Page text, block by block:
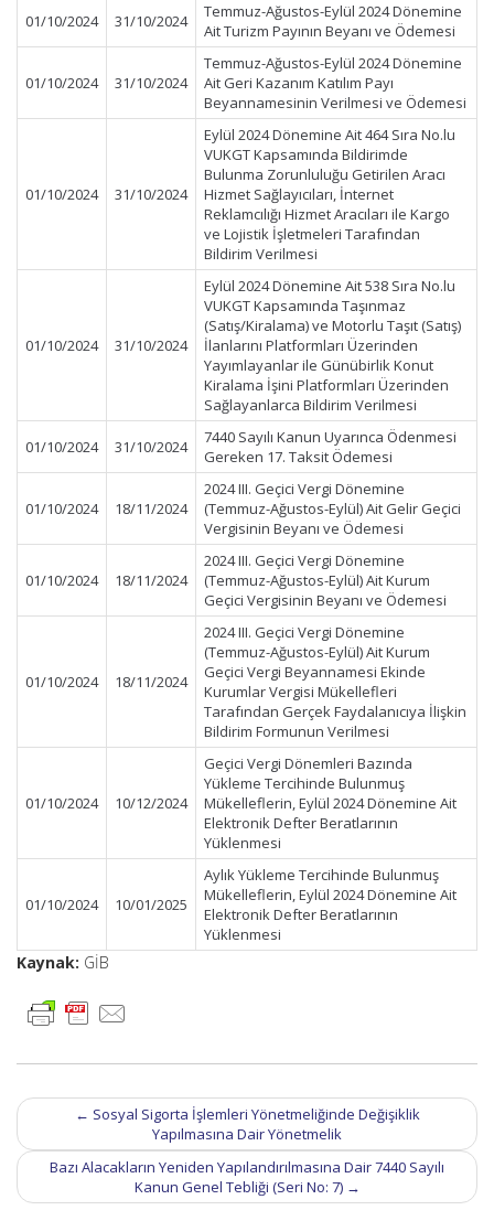
01/10/2024 31/10/2024
Temmuz-Ağustos-Eylül 2024 Dönemine
Ait Turizm Payının Beyanı ve Ödemesi
01/10/2024 31/10/2024
Temmuz-Ağustos-Eylül 2024 Dönemine
Ait Geri Kazanım Katılım Payı
Beyannamesinin Verilmesi ve Ödemesi
01/10/2024 31/10/2024
Eylül 2024 Dönemine Ait 464 Sıra No.lu
VUKGT Kapsamında Bildirimde
Bulunma Zorunluluğu Getirilen Aracı
Hizmet Sağlayıcıları, İnternet
Reklamcılığı Hizmet Aracıları ile Kargo
ve Lojistik İşletmeleri Tarafından
Bildirim Verilmesi
01/10/2024 31/10/2024
Eylül 2024 Dönemine Ait 538 Sıra No.lu
VUKGT Kapsamında Taşınmaz
(Satış/Kiralama) ve Motorlu Taşıt (Satış)
İlanlarını Platformları Üzerinden
Yayımlayanlar ile Günübirlik Konut
Kiralama İşini Platformları Üzerinden
Sağlayanlarca Bildirim Verilmesi
01/10/2024 31/10/2024
7440 Sayılı Kanun Uyarınca Ödenmesi
Gereken 17. Taksit Ödemesi
01/10/2024 18/11/2024
2024 III. Geçici Vergi Dönemine
(Temmuz-Ağustos-Eylül) Ait Gelir Geçici
Vergisinin Beyanı ve Ödemesi
01/10/2024 18/11/2024
2024 III. Geçici Vergi Dönemine
(Temmuz-Ağustos-Eylül) Ait Kurum
Geçici Vergisinin Beyanı ve Ödemesi
01/10/2024 18/11/2024
2024 III. Geçici Vergi Dönemine
(Temmuz-Ağustos-Eylül) Ait Kurum
Geçici Vergi Beyannamesi Ekinde
Kurumlar Vergisi Mükellefleri
Tarafından Gerçek Faydalanıcıya İlişkin
Bildirim Formunun Verilmesi
01/10/2024 10/12/2024
Geçici Vergi Dönemleri Bazında
Yükleme Tercihinde Bulunmuş
Mükelleflerin, Eylül 2024 Dönemine Ait
Elektronik Defter Beratlarının
Yüklenmesi
01/10/2024 10/01/2025
Aylık Yükleme Tercihinde Bulunmuş
Mükelleflerin, Eylül 2024 Dönemine Ait
Elektronik Defter Beratlarının
Yüklenmesi
Kaynak: GİB
Post
navigation
← Sosyal Sigorta İşlemleri Yönetmeliğinde Değişiklik
Yapılmasına Dair Yönetmelik
Bazı Alacakların Yeniden Yapılandırılmasına Dair 7440 Sayılı
Kanun Genel Tebliği (Seri No: 7) →